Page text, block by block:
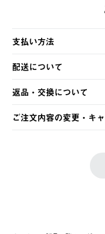
支払い方法
以下のいずれかの方法
・クレジットカード決済
・コンビニ決済
・Pay-easy決済
配送について
【発送スケジュール】
ご注文・ご入金完了よ
土日祝の発送はござい
の発送となる場合がご
【配送業者】
返品・交換について
※お客様都合の場合
お客様都合の返品にか
ご注文内容の変更・キ
LOGOS FAMILY会員